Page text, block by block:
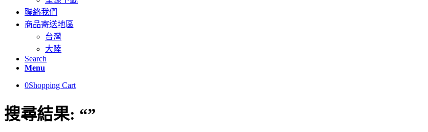
聯絡我們
商品寄送地區
台灣
大陸
Search
Menu
0Shopping Cart
搜尋結果: “”